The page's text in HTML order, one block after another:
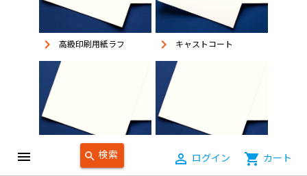
menu search 検索 person_outline ログイン shopping_cart カート
keyboard_arrow_right 高級印刷用紙ラフ keyboard_arrow_right キャストコート
ケント紙